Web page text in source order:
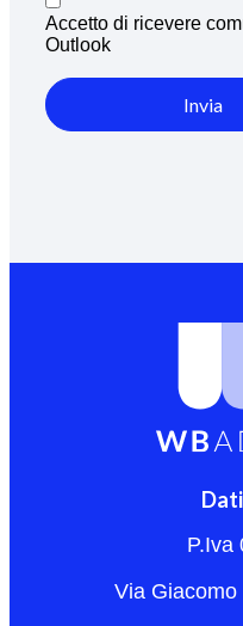
Accetto di ricevere
Outlook
Invia
P.Iva
Via